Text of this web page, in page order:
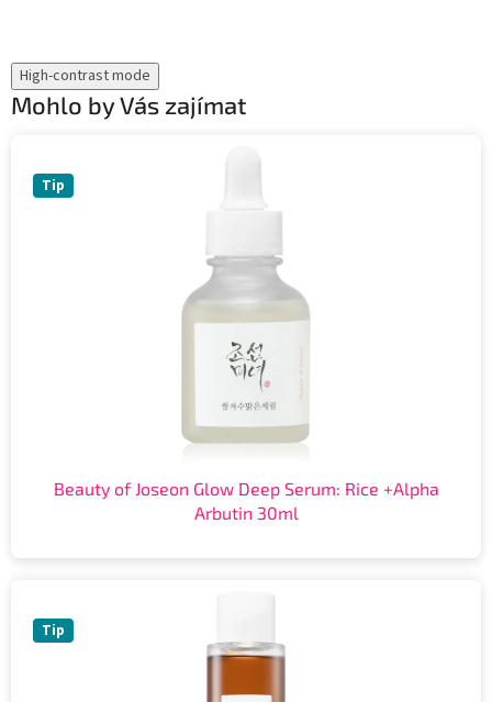
High-contrast mode
Mohlo by Vás zajímat
Tip
Beauty of Joseon Glow Deep Serum: Rice +Alpha
Arbutin 30ml
Tip